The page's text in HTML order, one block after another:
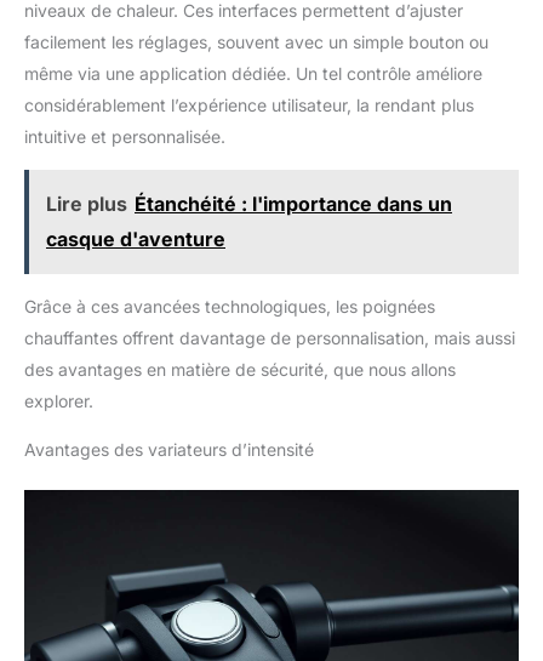
niveaux de chaleur. Ces interfaces permettent d’ajuster
facilement les réglages, souvent avec un simple bouton ou
même via une application dédiée. Un tel contrôle améliore
considérablement l’expérience utilisateur, la rendant plus
intuitive et personnalisée.
Lire plus Étanchéité : l'importance dans un
casque d'aventure
Grâce à ces avancées technologiques, les poignées
chauffantes offrent davantage de personnalisation, mais aussi
des avantages en matière de sécurité, que nous allons
explorer.
Avantages des variateurs d’intensité